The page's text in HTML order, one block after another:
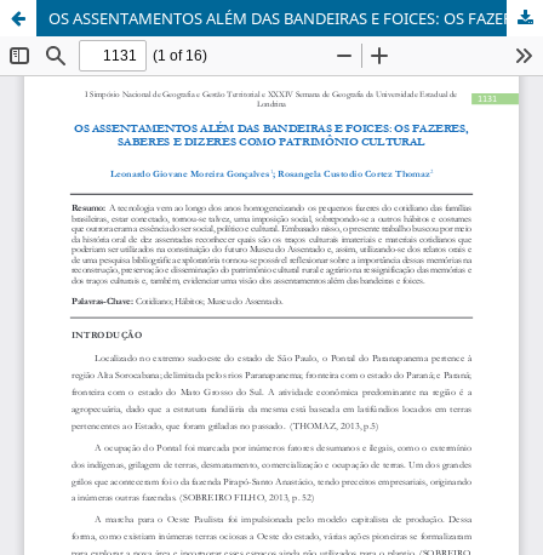
OS ASSENTAMENTOS ALÉM DAS BANDEIRAS E FOICES: OS FAZERES, SABERES E DIZERES COMO PATRIMÔNIO CULTURAL